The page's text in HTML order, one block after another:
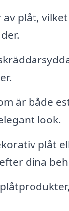
av plåt,
är både
look.
plåt
dina